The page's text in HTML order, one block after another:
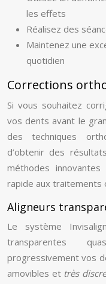
les effets
Réalisez des
Maintenez une
quotidien
Corrections
Si vous souhaitez
vos dents avant le
des techniques
d’obtenir des
méthodes
rapide aux traitements
Aligneurs
Le système
transparentes
progressivement vos
amovibles et très